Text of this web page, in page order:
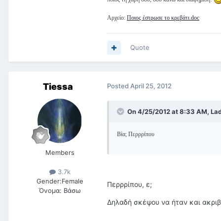
Αρχείο: Ποιος έστρωσε το κρεβάτι.doc
Quote
Tiessa
Members
3.7k
Gender:Female
Όνομα: Βάσω
Posted April 25, 2012
On 4/25/2012 at 8:33 AM,
Βία; Περρρίπου
Περρρίπου, ε;
Δηλαδή σκέψου να ήταν και